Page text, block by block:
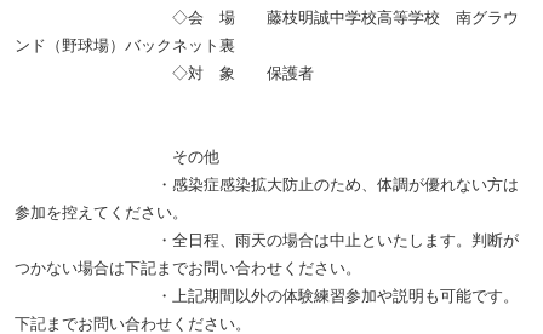
◇会 場 藤枝明誠中学校高等学校 南グラウ
ンド（野球場）バックネット裏
◇対 象 保護者
その他
・感染症感染拡大防止のため、体調が優れない方は
参加を控えてください。
・全日程、雨天の場合は中止といたします。判断が
つかない場合は下記までお問い合わせください。
・上記期間以外の体験練習参加や説明も可能です。
下記までお問い合わせください。